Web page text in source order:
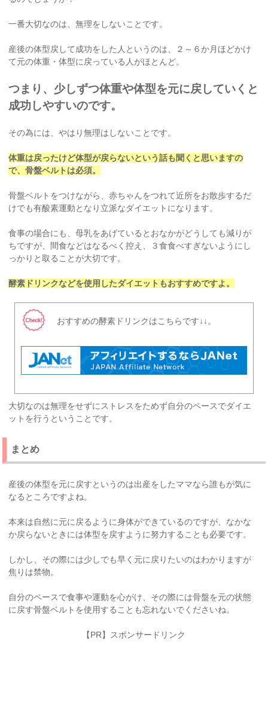
一番大切なのは、無理をしないことです。
産後の体型戻して成功をした人というのは、２～６か月ほどかけ
て元の体重・体型に戻っている人がほとんど。
つまり、少しずつ体重や体型を元に戻していくと
成功しやすいのです。
その為には、やはり無理はしないことです。
体重は戻ったけど体型が戻らないという話も聞くと思いますの
で、骨盤ベルトは必須。
骨盤ベルトをつけながら、赤ちゃんをつれて近所をお散歩するだ
けでも有酸素運動となり立派なダイエットになります。
食事の場合にも、母乳をあげているとおなかがどうしても減りが
ちですが、間食などはなるべく控え、３食食べすぎないようにし
っかりと取ることが大切です。
酵素ドリンクなどを使用したダイエットもおすすめですよ。
おすすめの酵素ドリンクはこちらです↓↓。
大切なのは無理をせずにストレスをためず自分のペースでダイエ
ットを行うということです。
まとめ
産後の体型を元に戻すというのは出産をしたママなら誰もが気に
なるところですよね。
本来は自然に元に戻るように身体ができているのですが、なかな
か戻らないときには体型を戻すように努力することも必要です。
しかし、その際には少しでも早く元に戻りたいのはわかりますが
焦りは禁物。
自分のペースで食事や運動を心がけ、その際には骨盤を元の状態
に戻す骨盤ベルトを使用することも忘れないでくださいね。
【PR】スポンサードリンク